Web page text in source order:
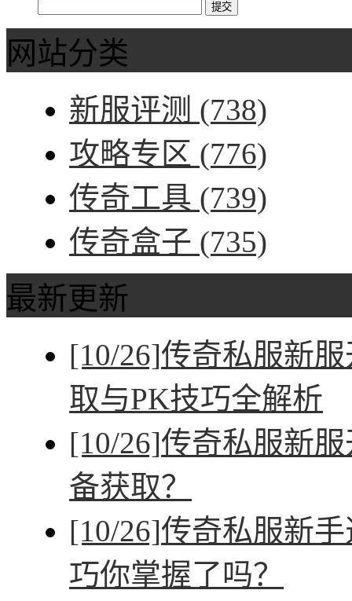
网站分类
新服评测 (738)
攻略专区 (776)
传奇工具 (739)
传奇盒子 (735)
最新更新
[10/26]传奇私服新
取与PK技巧全解析
[10/26]传奇私服新
备获取？
[10/26]传奇私服新
巧你掌握了吗？